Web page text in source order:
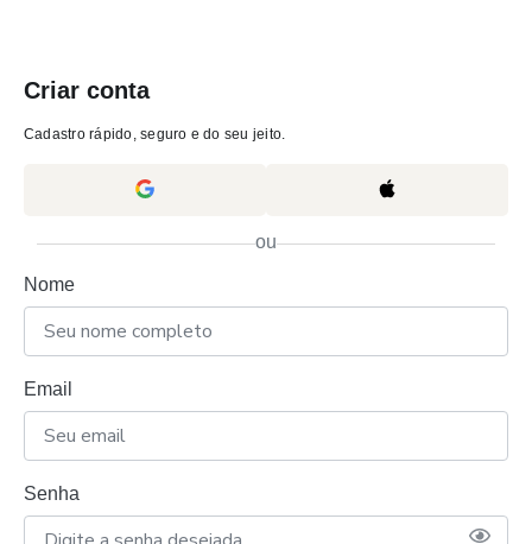
Criar conta
Cadastro rápido, seguro e do seu jeito.
ou
Nome
Email
Senha